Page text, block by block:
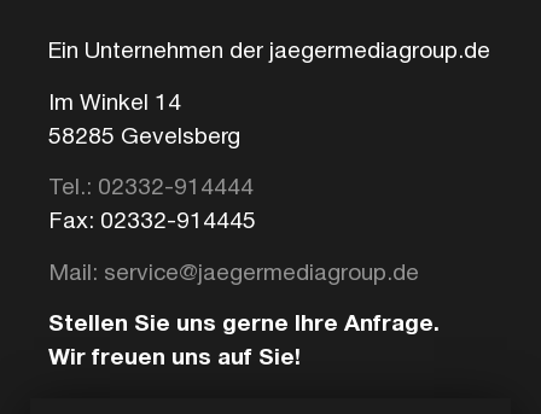
Ein Unternehmen der jaegermediagroup.de
Im Winkel 14
58285 Gevelsberg
Tel.: 02332-914444
Fax: 02332-914445
Mail: service@jaegermediagroup.de
Stellen Sie uns gerne Ihre Anfrage.
Wir freuen uns auf Sie!